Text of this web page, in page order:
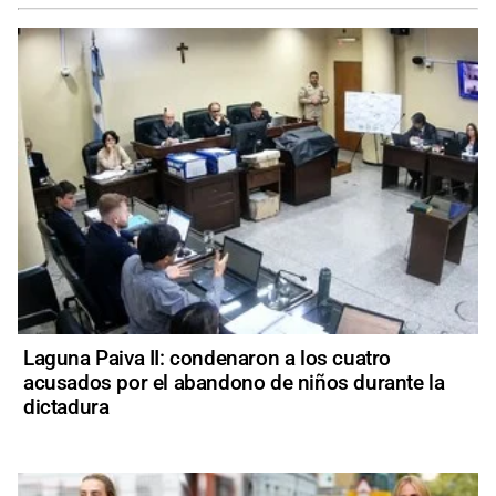
Laguna Paiva II: condenaron a los cuatro
acusados por el abandono de niños durante la
dictadura